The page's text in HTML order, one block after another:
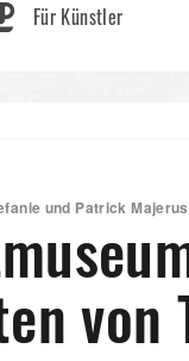
Für Künstler
und Patrick Majerus
von